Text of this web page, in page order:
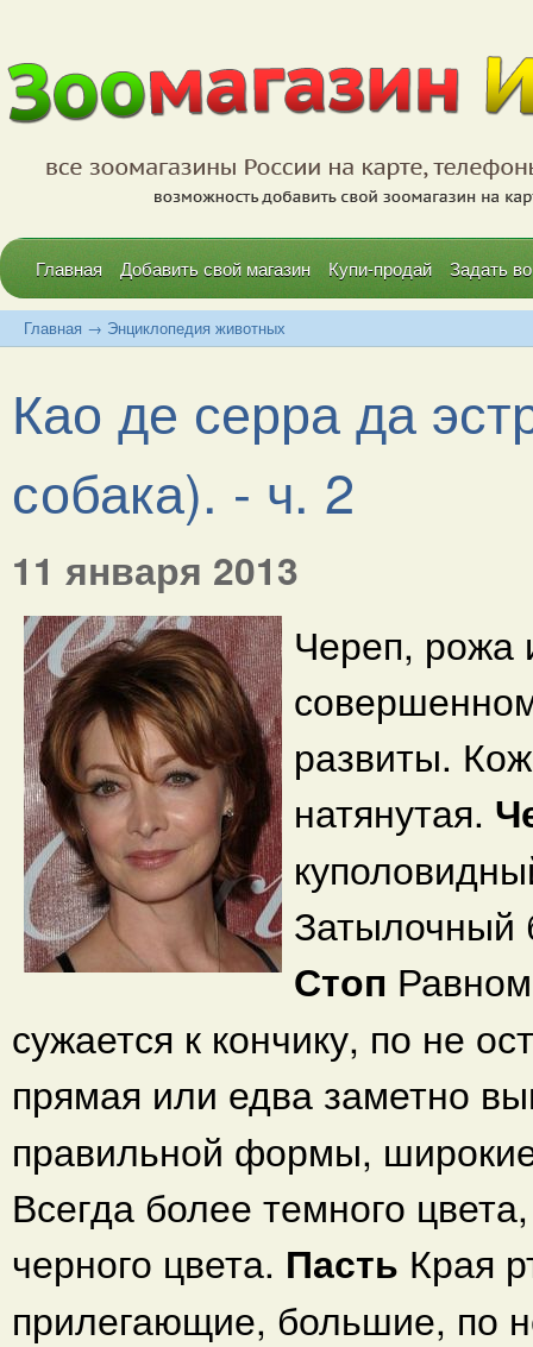
Главная Добавить свой магазин Купи-продай Задать
Главная → Энциклопедия животных
Као де серра да
собака). - ч. 2
11 января 2013
Череп, рожа
развиты.
натянутая.
Затылочный
Стоп
сужается к кончику, по не
прямая или едва заметно
правильной формы,
Всегда более темного
черного цвета. Пасть Края
прилегающие, большие, по